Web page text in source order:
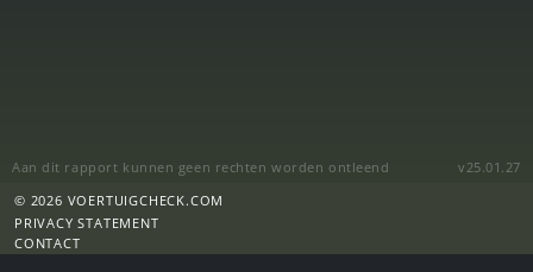
Aan dit rapport kunnen geen rechten worden ontleend
v25.01.27
© 2026 VOERTUIGCHECK.COM
PRIVACY STATEMENT
CONTACT